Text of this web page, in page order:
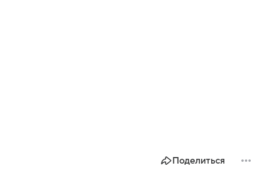
Поделиться